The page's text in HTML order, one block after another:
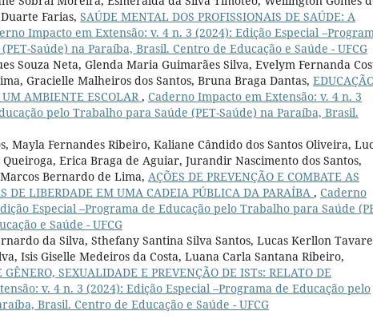
Farias, SAÚDE MENTAL DOS PROFISSIONAIS DE SAÚDE: A
Impacto em Extensão: v. 4 n. 3 (2024): Edição Especial
Saúde) na Paraíba, Brasil. Centro de Educação e Saúde - UFCG
Souza Neta, Glenda Maria Guimarães Silva, Evelym Fernanda
Gracielle Malheiros dos Santos, Bruna Braga Dantas,
AMBIENTE ESCOLAR, Caderno Impacto em Extensão: v. 4 n. 3
pelo Trabalho para Saúde (PET-Saúde) na Paraíba, Brasil.
Mayla Fernandes Ribeiro, Kaliane Cândido dos Santos Oliveira,
Erica Braga de Aguiar, Jurandir Nascimento dos Santos,
Bernardo de Lima, AÇÕES DE PREVENÇÃO E COMBATE AS
DE LIBERDADE EM UMA CADEIA PÚBLICA DA PARAÍBA , Caderno
Especial –Programa de Educação pelo Trabalho para Saúde
e Saúde - UFCG
da Silva, Sthefany Santina Silva Santos, Lucas Kerllon
Isis Giselle Medeiros da Costa, Luana Carla Santana Ribeiro,
SEXUALIDADE E PREVENÇÃO DE ISTs: RELATO DE
v. 4 n. 3 (2024): Edição Especial –Programa de Educação pelo
Brasil. Centro de Educação e Saúde - UFCG